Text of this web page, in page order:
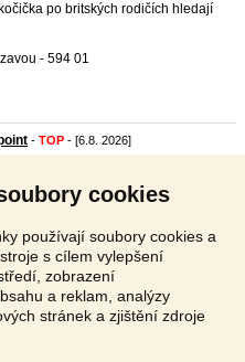
cookies
používají soubory cookies a
s cílem vylepšení
zobrazení
a reklam, analýzy
stránek a zjištění zdroje
po britských rodičích hledají
- 594 01
- TOP - [6.8. 2026]
2 3 Další